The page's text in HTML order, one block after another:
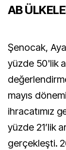
AB
Şenocak,
yüzde 50'lik
mayıs
ihracatımız
yüzde 21’lik
gerçekleşti.